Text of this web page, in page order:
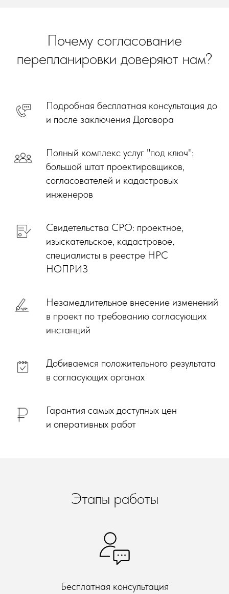
Почему согласование
перепланировки доверяют нам?
Подробная бесплатная консультация до
и после заключения Договора
Полный комплекс услуг "под ключ":
большой штат проектировщиков,
согласователей и кадастровых
инженеров
Свидетельства СРО: проектное,
изыскательское, кадастровое,
специалисты в реестре НРС
НОПРИЗ
Незамедлительное внесение изменений
в проект по требованию согласующих
инстанций
Добиваемся положительного результата
в согласующих органах
Гарантия самых доступных цен
и оперативных работ
Этапы работы
Бесплатная консультация